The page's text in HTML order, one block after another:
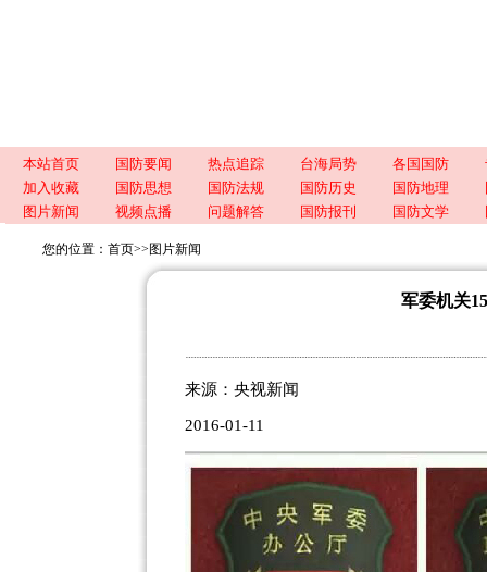
本站首页 国防要闻 热点追踪 台海局势 各国国防
加入收藏
国防思想 国防法规 国防历史 国防地理
图片新闻
视频点播 问题解答 国防报刊 国防文学
您的位置： 首页>> 图片新闻
军委机关
来源：央视新闻
2016-01-11